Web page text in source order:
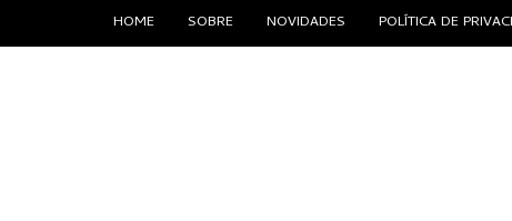
HOME SOBRE NOVIDADES POLÍTICA DE